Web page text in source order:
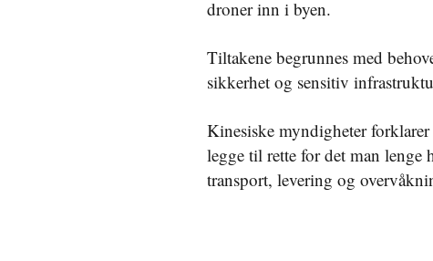
droner inn i byen.
Tiltakene begrunnes med
sikkerhet og sensitiv
Kinesiske myndigheter
legge til rette for det man lenge
transport, levering og